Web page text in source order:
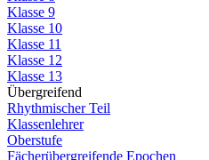
Klasse 9
Klasse 10
Klasse 11
Klasse 12
Klasse 13
Übergreifend
Rhythmischer Teil
Klassenlehrer
Oberstufe
Fächerübergreifende Epochen